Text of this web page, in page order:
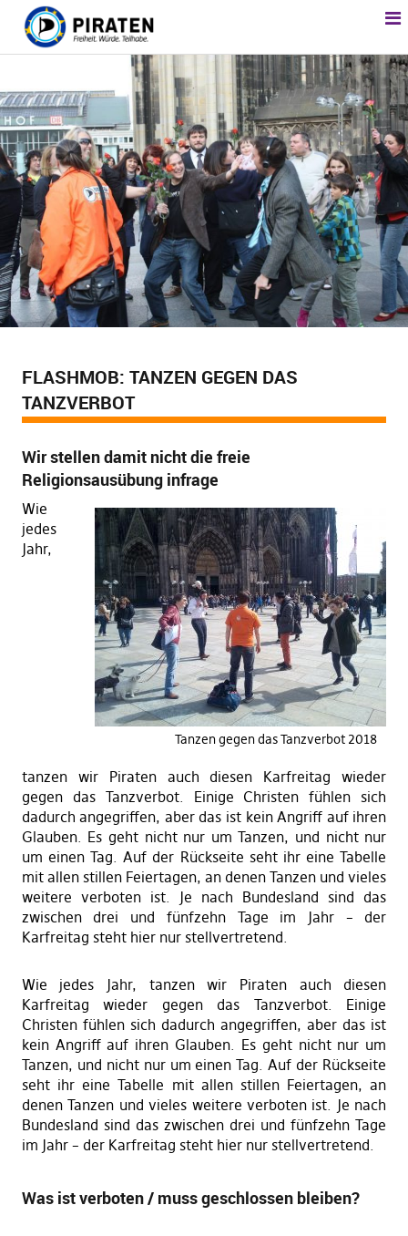
FLASHMOB: TANZEN GEGEN DAS
TANZVERBOT
Wir stellen damit nicht die freie
Religionsausübung infrage
Tanzen gegen das Tanzverbot 2018
Wie
jedes
Jahr,
tanzen wir Piraten auch diesen Karfreitag wieder
gegen das Tanzverbot. Einige Christen fühlen sich
dadurch angegriffen, aber das ist kein Angriff auf ihren
Glauben. Es geht nicht nur um Tanzen, und nicht nur
um einen Tag. Auf der Rückseite seht ihr eine Tabelle
mit allen stillen Feiertagen, an denen Tanzen und vieles
weitere verboten ist. Je nach Bundesland sind das
zwischen drei und fünfzehn Tage im Jahr – der
Karfreitag steht hier nur stellvertretend.
Wie jedes Jahr, tanzen wir Piraten auch diesen
Karfreitag wieder gegen das Tanzverbot. Einige
Christen fühlen sich dadurch angegriffen, aber das ist
kein Angriff auf ihren Glauben. Es geht nicht nur um
Tanzen, und nicht nur um einen Tag. Auf der Rückseite
seht ihr eine Tabelle mit allen stillen Feiertagen, an
denen Tanzen und vieles weitere verboten ist. Je nach
Bundesland sind das zwischen drei und fünfzehn Tage
im Jahr – der Karfreitag steht hier nur stellvertretend.
Was ist verboten / muss geschlossen bleiben?